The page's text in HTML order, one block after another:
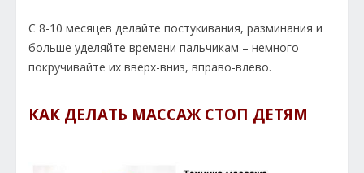
С 8-10 месяцев делайте постукивания, разминания и
больше уделяйте времени пальчикам – немного
покручивайте их вверх-вниз, вправо-влево.
КАК ДЕЛАТЬ МАССАЖ СТОП ДЕТЯМ